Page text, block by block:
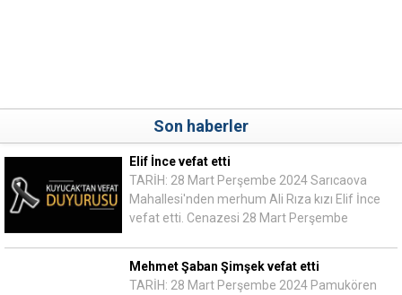
Son haberler
Elif İnce vefat etti
TARİH: 28 Mart Perşembe 2024 Sarıcaova
Mahallesi'nden merhum Ali Rıza kızı Elif İnce
vefat etti. Cenazesi 28 Mart Perşembe
Mehmet Şaban Şimşek vefat etti
TARİH: 28 Mart Perşembe 2024 Pamukören